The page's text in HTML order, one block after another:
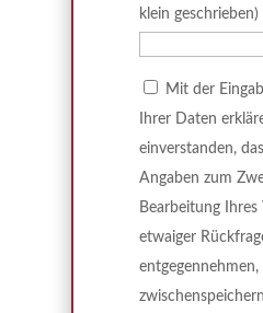
klein geschrieben)
Mit der
Ihrer Daten
einverstanden,
Angaben zum
Bearbeitung
etwaiger
entgegennehmen,